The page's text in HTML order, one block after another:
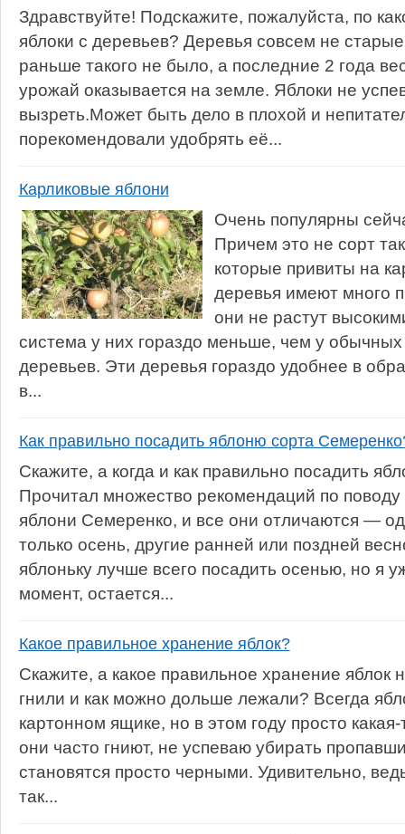
Здравствуйте! Подскажите, пожалуйста, по
яблоки с деревьев? Деревья совсем не
раньше такого не было, а последние 2 года
урожай оказывается на земле. Яблоки не
вызреть.Может быть дело в плохой и
порекомендовали удобрять её...
Карликовые яблони
Очень популярны
Причем это не сорт
которые привиты на
деревья имеют много
они не растут
система у них гораздо меньше, чем у
деревьев. Эти деревья гораздо удобнее в
в...
Как правильно посадить яблоню сорта
Скажите, а когда и как правильно посадить
Прочитал множество рекомендаций по поводу
яблони Семеренко, и все они отличаются —
только осень, другие ранней или поздней
яблоньку лучше всего посадить осенью, но я
момент, остается...
Какое правильное хранение яблок?
Скажите, а какое правильное хранение яблок
гнили и как можно дольше лежали? Всегда
картонном ящике, но в этом году просто
они часто гниют, не успеваю убирать
становятся просто черными. Удивительно,
так...